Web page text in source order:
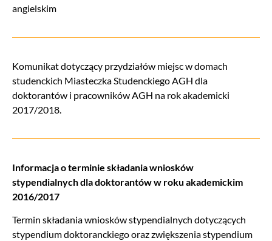
angielskim
Komunikat dotyczący przydziałów miejsc w domach
studenckich Miasteczka Studenckiego AGH dla
doktorantów i pracowników AGH na rok akademicki
2017/2018.
Informacja o terminie składania wniosków
stypendialnych dla doktorantów w roku akademickim
2016/2017
Termin składania wniosków stypendialnych dotyczących
stypendium doktoranckiego oraz zwiększenia stypendium